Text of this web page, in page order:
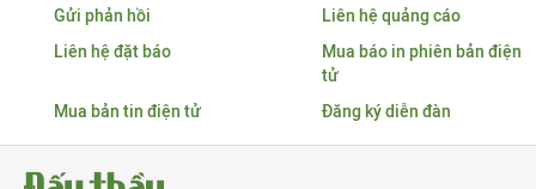
Gửi phản hồi
Liên hệ quảng cáo
Liên hệ đặt báo
Mua báo in phiên bản điện
tử
Mua bản tin điện tử
Đăng ký diễn đàn